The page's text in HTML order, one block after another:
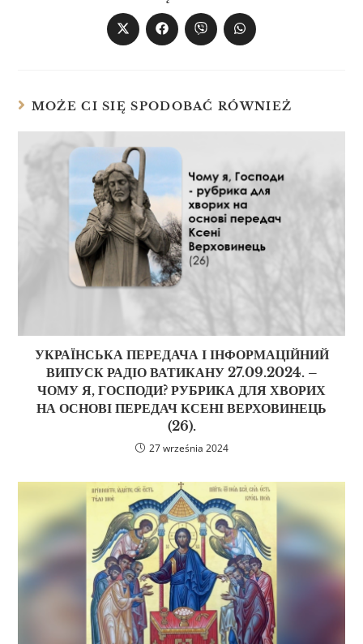
MOŻE CI SIĘ SPODOBAĆ RÓWNIEŻ
УКРАЇНСЬКА ПЕРЕДАЧА І ІНФОРМАЦІЙНИЙ
ВИПУСК РАДІО ВАТИКАНУ 27.09.2024. –
ЧОМУ Я, ГОСПОДИ? РУБРИКА ДЛЯ ХВОРИХ
НА ОСНОВІ ПЕРЕДАЧ КСЕНІ ВЕРХОВИНЕЦЬ
(26).
27 września 2024